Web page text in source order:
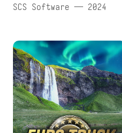
SCS Software — 2024